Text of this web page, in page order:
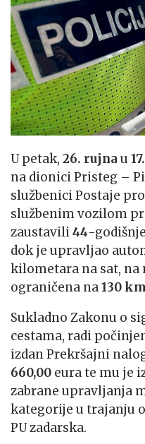
U petak, 26. rujna u
na dionici Pristeg –
službenici Postaje
službenim vozilom
zaustavili44-
dok je upravljao
kilometara na sat, na
ograničena na130
Sukladno Zakonu o
cestama, radi
izdan Prekršajni
660,00 eura te mu je
zabrane upravljanja
kategorije u trajanju
PU zadarska.